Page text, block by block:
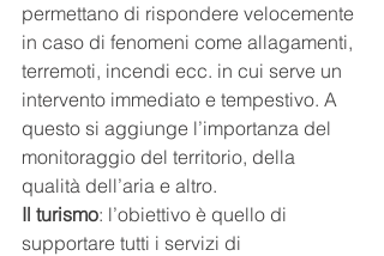
permettano di rispondere velocemente
in caso di fenomeni come allagamenti,
terremoti, incendi ecc. in cui serve un
intervento immediato e tempestivo. A
questo si aggiunge l’importanza del
monitoraggio del territorio, della
qualità dell’aria e altro.
Il turismo: l’obiettivo è quello di
supportare tutti i servizi di